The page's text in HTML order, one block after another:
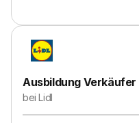
Ausbildung
beiLidl